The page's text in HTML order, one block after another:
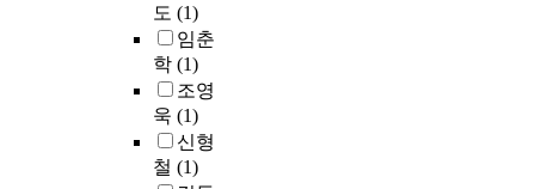
도 (1)
임춘
학 (1)
조영
욱 (1)
신형
철 (1)